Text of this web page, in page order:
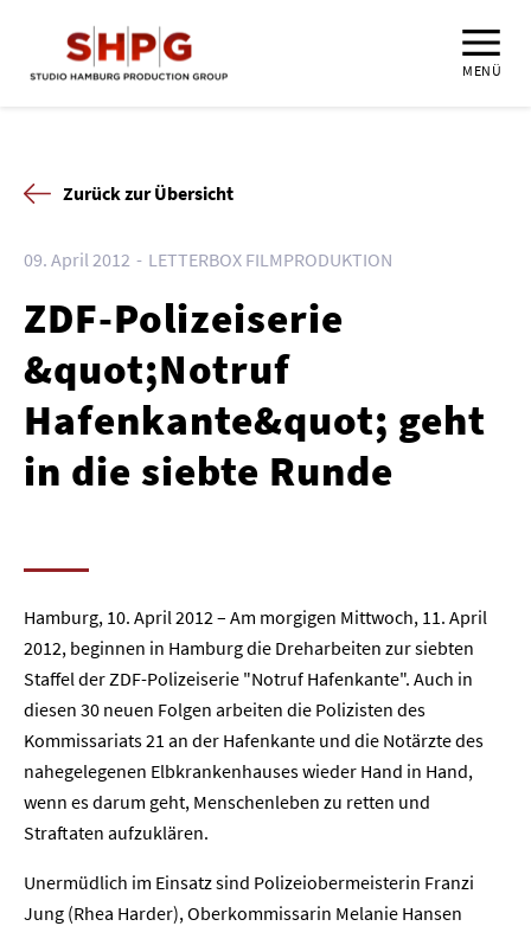
MENÜ
Zurück zur Übersicht
09. April 2012 LETTERBOX FILMPRODUKTION
ZDF-Polizeiserie
&quot;Notruf
Hafenkante&quot; geht
in die siebte Runde
Hamburg, 10. April 2012 – Am morgigen Mittwoch, 11. April
2012, beginnen in Hamburg die Dreharbeiten zur siebten
Staffel der ZDF-Polizeiserie "Notruf Hafenkante". Auch in
diesen 30 neuen Folgen arbeiten die Polizisten des
Kommissariats 21 an der Hafenkante und die Notärzte des
nahegelegenen Elbkrankenhauses wieder Hand in Hand,
wenn es darum geht, Menschenleben zu retten und
Straftaten aufzuklären.
Unermüdlich im Einsatz sind Polizeiobermeisterin Franzi
Jung (Rhea Harder), Oberkommissarin Melanie Hansen